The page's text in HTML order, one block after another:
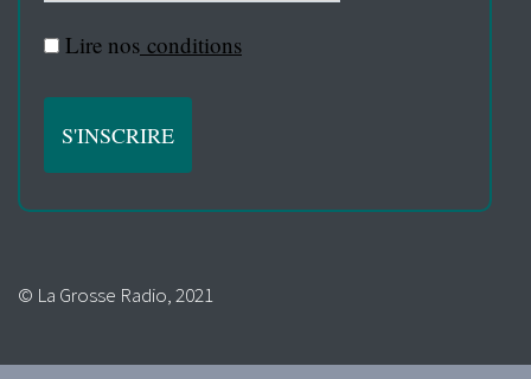
Lire nos conditions
© La Grosse Radio, 2021